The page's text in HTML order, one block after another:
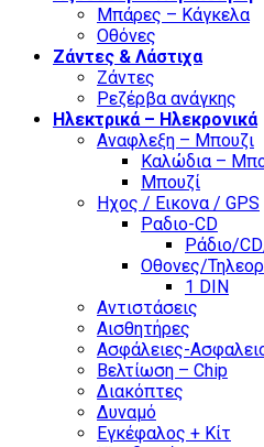
Μπάρες – Κάγκελα
Οθόνες
Ζάντες & Λάστιχα
Ζάντες
Ρεζέρβα ανάγκης
Ηλεκτρικά – Ηλεκρονικά
Αναφλεξη – Μπουζι
Καλώδια –
Μπουζί
Ηχος / Εικονα / GPS
Ραδιο-CD
Ράδιο/
Οθονες/
1 DIN
Αντιστάσεις
Αισθητήρες
Ασφάλειες-
Βελτίωση – Chip
Διακόπτες
Δυναμό
Εγκέφαλος + Κίτ